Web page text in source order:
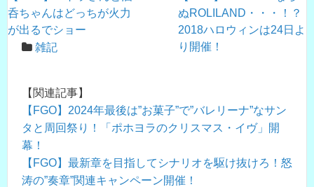
ぬROLILAND・・・！？
2018ハロウィンは24日よ
り開催！
呑ちゃんはどっちが火力
が出るでショー
雑記
【関連記事】
【FGO】2024年最後は”お菓子”で”バレリーナ”なサン
タと周回祭り！「ポホヨラのクリスマス・イヴ」開
幕！
【FGO】最新章を目指してシナリオを駆け抜けろ！怒
涛の”奏章”関連キャンペーン開催！